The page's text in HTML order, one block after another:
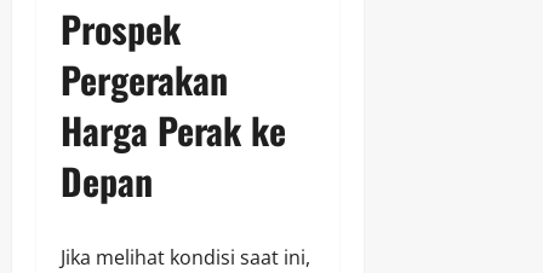
Prospek
Pergerakan
Harga Perak ke
Depan
Jika melihat kondisi saat ini,